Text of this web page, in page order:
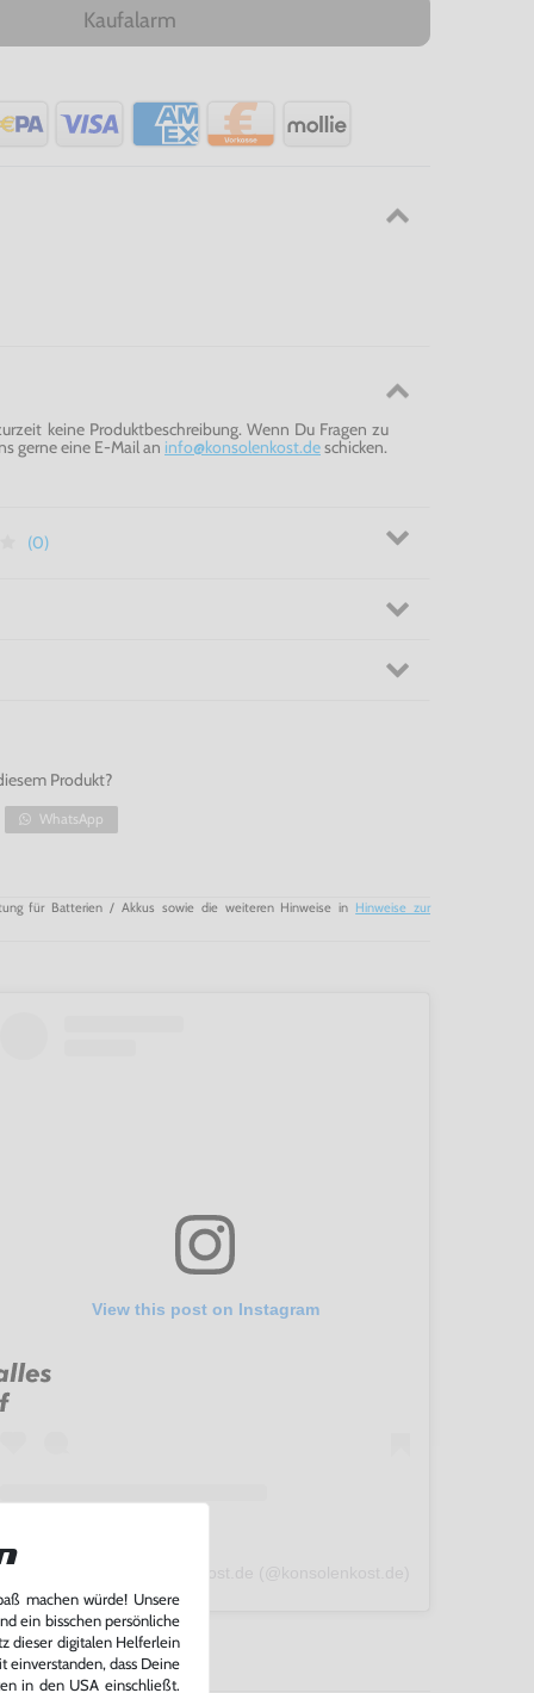
Kaufalarm
keine Produktbeschreibung. Wenn Du Fragen zu
gerne eine E-Mail an info@konsolenkost.deschicken.
(0)
Produkt?
WhatsApp
für Batterien / Akkus sowie die weiteren Hinweise in Hinweise zur
View this post on Instagram
machen würde! Unsere
ein bisschen persönliche
dieser digitalen Helferlein
einverstanden, dass Deine
in den USA einschließt.